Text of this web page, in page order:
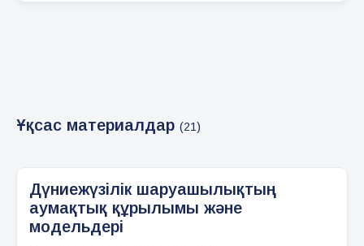
ЗОНАЛАР Негізінен ірі елдерде өндіргіш
күштері дамуының өзіндік табиғи және
экономикалық жағдайлары тән аудандардан
тұратын ірі аумақтық түзілімдер ретінде
анықталады. Ел ішінде экономикалық аудан,
Ұқсас материалдар (21)
Дүниежүзілік шаруашылықтың
аумақтық құрылымы және
модельдері